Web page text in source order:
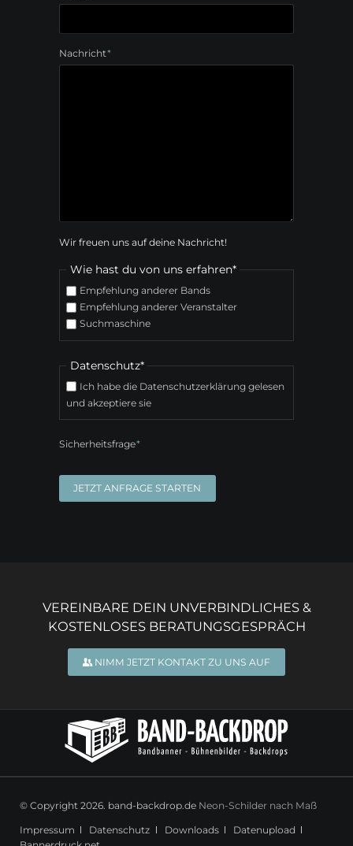
Pflichtfeld
Nachricht*
Wir freuen uns auf deine Nachricht!
Pflichtfeld
Wie hast du von uns erfahren*
Empfehlung anderer Bands
Empfehlung anderer Veranstalter
Suchmaschine
Pflichtfeld
Datenschutz*
Ich habe die Datenschutzerklärung gelesen
und akzeptiere sie
Pflichtfeld
Sicherheitsfrage*
JETZT ANFRAGE STARTEN
VEREINBARE DEIN UNVERBINDLICHES &
KOSTENLOSES BERATUNGSGESPRÄCH
NIMM JETZT KONTAKT ZU UNS AUF
© Copyright 2026. band-backdrop.de Neon-Schilder nach Maß
Navigation
Impressum Datenschutz Downloads
Datenupload